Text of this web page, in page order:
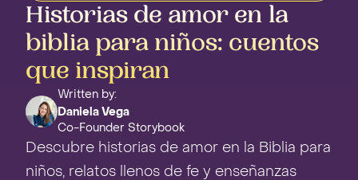
Historias de amor en la
biblia para niños: cuentos
que inspiran
Written by:
Daniela Vega
Co-Founder Storybook
Descubre historias de amor en la Biblia para
niños, relatos llenos de fe y enseñanzas